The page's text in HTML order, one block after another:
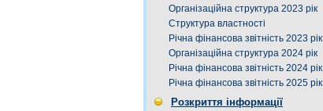
Організаційна структура 2023 рік
Структура властності
Річна фінансова звітність 2023 рік
Організаційна структура 2024 рік
Річна фінансова звітність 2024 рік
Річна фінансова звітність 2025 рік
Розкриття інформації